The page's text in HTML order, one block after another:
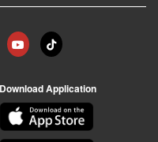
Download Application